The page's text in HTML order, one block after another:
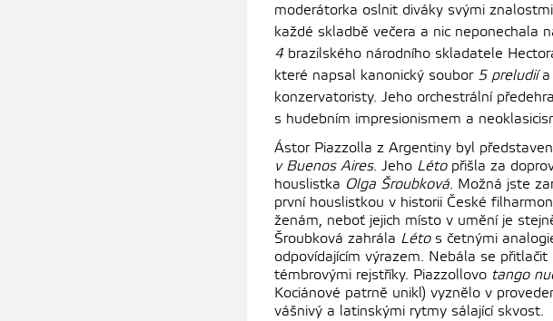
moderátorka oslnit diváky svými
každé skladbě večera a nic neponechala
4 brazilského národního skladatele
které napsal kanonický soubor 5 preludií a
konzervatoristy. Jeho orchestrální
s hudebním impresionismem a
Ástor Piazzolla z Argentiny byl
v Buenos Aires. Jeho Létopřišla za
houslistka Olga Šroubková. Možná jste
první houslistkou v historii České
ženám, neboť jejich místo v umění je
Šroubková zahrála Létos četnými
odpovídajícím výrazem. Nebála se
témbrovými rejstříky. Piazzollovo tango
Kociánové patrně unikl) vyznělo v
vášnivý a latinskými rytmy sálající skvost.